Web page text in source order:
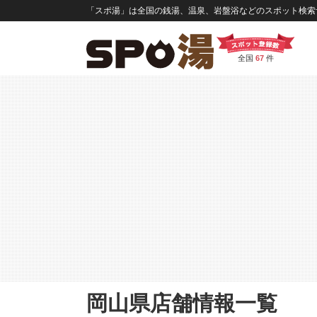
「スポ湯」は全国の銭湯、温泉、岩盤浴などのスポット検
全国 67件
岡山県店舗情報一覧